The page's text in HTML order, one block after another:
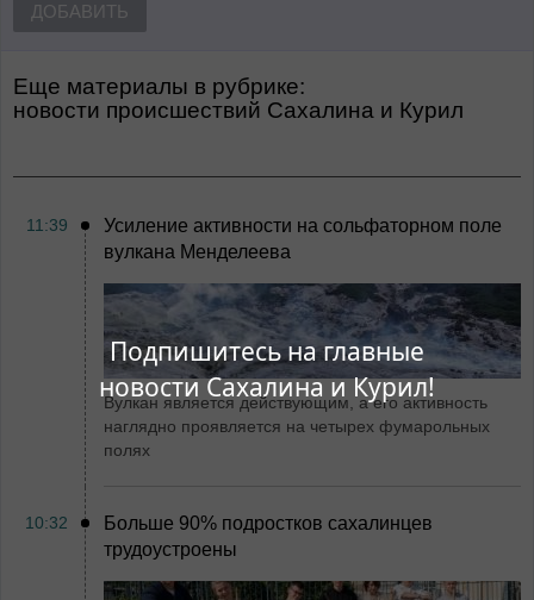
Подпишитесь на главные
новости Сахалина и Курил!
ДОБАВИТЬ
Еще материалы в рубрике:
Новости происшествий Сахалина и Курил
11:39
Усиление активности на сольфаторном поле
вулкана Менделеева
Вулкан является действующим, а его активность
наглядно проявляется на четырех фумарольных
полях
10:32
Больше 90% подростков сахалинцев
трудоустроены